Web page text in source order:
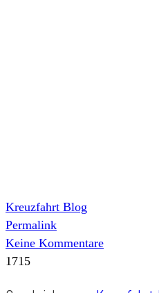
Kreuzfahrt Blog
Permalink
Keine Kommentare
1715